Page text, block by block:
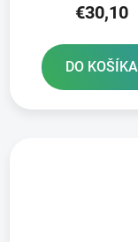
€30,10
DO KOŠÍKA